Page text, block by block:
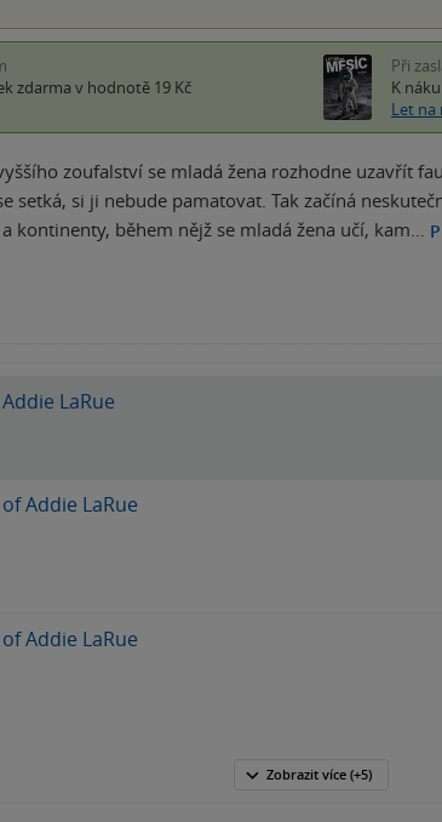
zdarma v hodnotě 19 Kč
Při
K
Let na
zoufalství se mladá žena rozhodne uzavřít
setká, si ji nebude pamatovat. Tak začíná
kontinenty, během nějž se mladá žena učí, kam…
LaRue
Addie LaRue
Addie LaRue
Zobrazit více (+5)